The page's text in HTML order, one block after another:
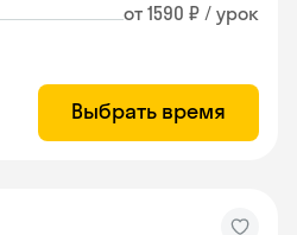
от 1590 ₽ / урок
Выбрать время